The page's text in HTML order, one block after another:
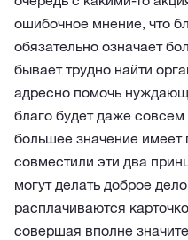
ошибочное мнение, что
обязательно означает
бывает трудно найти
адресно помочь
благо будет даже
большее значение
совместили эти два
могут делать доброе
расплачиваются
совершая вполне